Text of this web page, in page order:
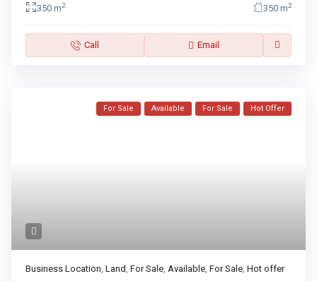
350 m2 350 m2
Call Email
For Sale Available For Sale Hot Offer
Business Location,Land,For Sale,Available,For Sale,Hot offer